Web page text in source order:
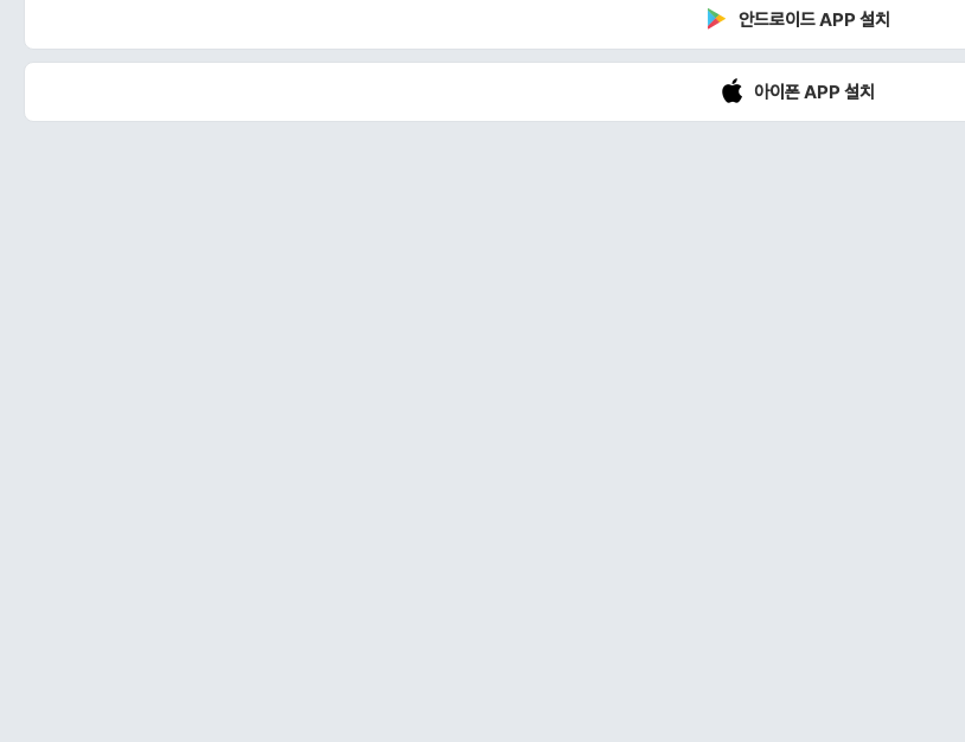
안드로이드 APP 설치
아이폰 APP 설치